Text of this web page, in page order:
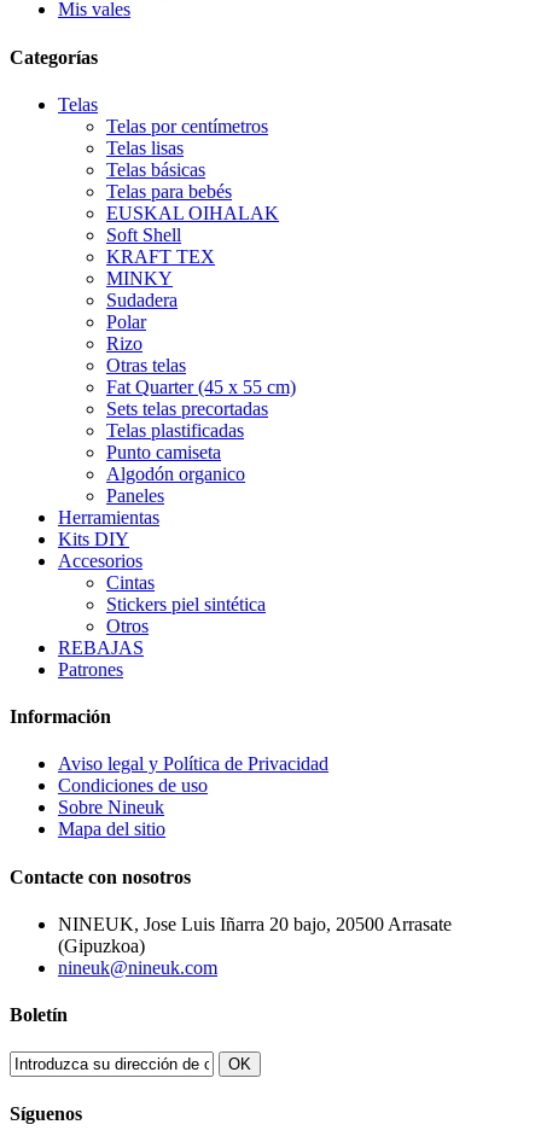
Mis vales
Categorías
Telas
Telas por centímetros
Telas lisas
Telas básicas
Telas para bebés
EUSKAL OIHALAK
Soft Shell
KRAFT TEX
MINKY
Sudadera
Polar
Rizo
Otras telas
Fat Quarter (45 x 55 cm)
Sets telas precortadas
Telas plastificadas
Punto camiseta
Algodón organico
Paneles
Herramientas
Kits DIY
Accesorios
Cintas
Stickers piel sintética
Otros
REBAJAS
Patrones
Información
Aviso legal y Política de Privacidad
Condiciones de uso
Sobre Nineuk
Mapa del sitio
Contacte con nosotros
NINEUK, Jose Luis Iñarra 20 bajo, 20500 Arrasate
(Gipuzkoa)
nineuk@nineuk.com
Boletín
OK
Síguenos